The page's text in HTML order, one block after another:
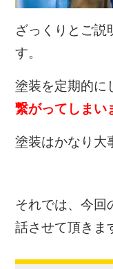
ざっくりとご説
す。
塗装を定期的に
繋がってしまい
塗装はかなり大
それでは、今回
話させて頂きま